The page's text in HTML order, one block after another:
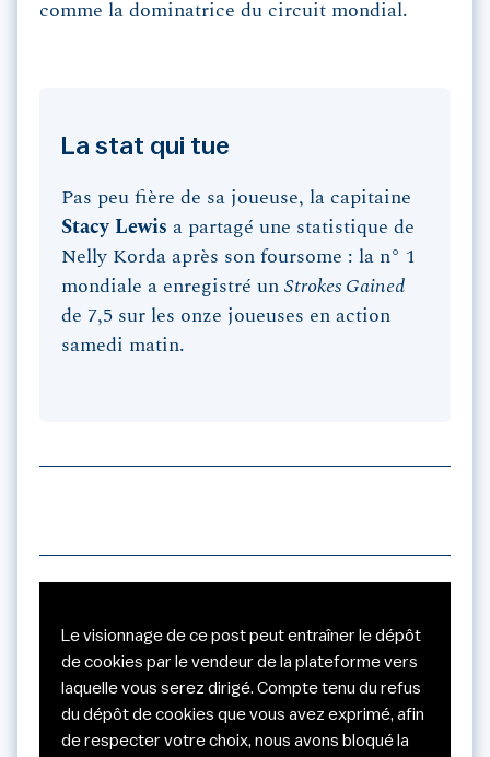
comme la dominatrice du circuit mondial.
La stat qui tue
Pas peu fière de sa joueuse, la capitaine
Stacy Lewis a partagé une statistique de
Nelly Korda après son foursome : la n° 1
mondiale a enregistré un Strokes Gained
de 7,5 sur les onze joueuses en action
samedi matin.
Le visionnage de ce post peut entraîner le dépôt
de cookies par le vendeur de la plateforme vers
laquelle vous serez dirigé. Compte tenu du refus
du dépôt de cookies que vous avez exprimé, afin
de respecter votre choix, nous avons bloqué la